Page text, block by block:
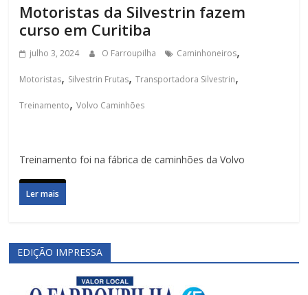
Motoristas da Silvestrin fazem
curso em Curitiba
julho 3, 2024 O Farroupilha Caminhoneiros,
Motoristas, Silvestrin Frutas,Transportadora Silvestrin,
Treinamento,Volvo Caminhões
Treinamento foi na fábrica de caminhões da Volvo
Ler mais
EDIÇÃO IMPRESSA